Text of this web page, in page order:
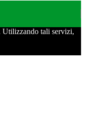
Utilizzando tali servizi,